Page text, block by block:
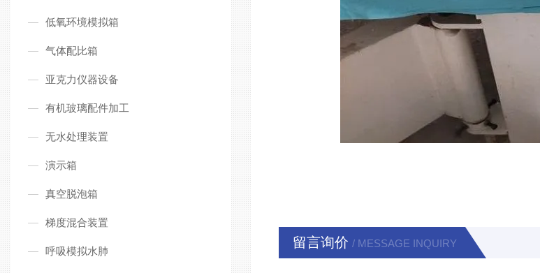
低氧环境模拟箱
气体配比箱
亚克力仪器设备
有机玻璃配件加工
无水处理装置
演示箱
真空脱泡箱
梯度混合装置
呼吸模拟水肺
留言询价 / MESSAGE INQUIRY